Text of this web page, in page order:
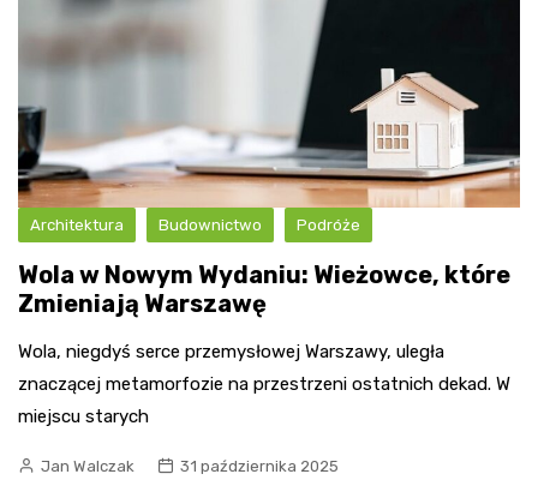
Architektura Budownictwo Podróże
Wola w Nowym Wydaniu: Wieżowce, które
Zmieniają Warszawę
Wola, niegdyś serce przemysłowej Warszawy, uległa
znaczącej metamorfozie na przestrzeni ostatnich dekad. W
miejscu starych
Jan Walczak 31 października 2025